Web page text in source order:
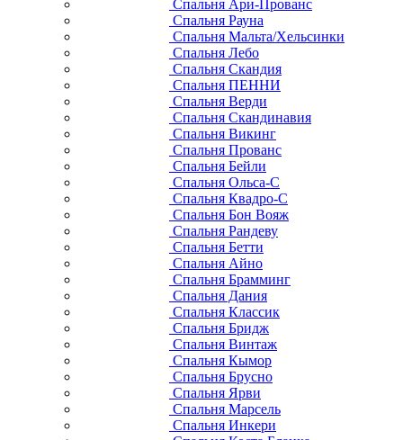
Спальня Ари-Прованс
Спальня Рауна
Спальня Мальта/Хельсинки
Спальня Лебо
Спальня Скандия
Спальня ПЕННИ
Спальня Верди
Спальня Скандинавия
Спальня Викинг
Спальня Прованс
Спальня Бейли
Спальня Ольса-С
Спальня Квадро-С
Спальня Бон Вояж
Спальня Рандеву
Спальня Бетти
Спальня Айно
Спальня Брамминг
Спальня Дания
Спальня Классик
Спальня Бридж
Спальня Винтаж
Спальня Кымор
Спальня Брусно
Спальня Ярви
Спальня Марсель
Спальня Инкери